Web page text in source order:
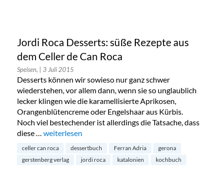
Jordi Roca Desserts: süße Rezepte aus
dem Celler de Can Roca
Speisen, | 3 Juli 2015
Desserts können wir sowieso nur ganz schwer
wiederstehen, vor allem dann, wenn sie so unglaublich
lecker klingen wie die karamellisierte Aprikosen,
Orangenblütencreme oder Engelshaar aus Kürbis.
Noch viel bestechender ist allerdings die Tatsache, dass
diese … „Jordi Roca Desserts: süße Rezepte aus dem Celler
weiterlesen
celler can roca dessertbuch Ferran Adria
gerona
gerstenberg verlag
jordi roca katalonien kochbuch